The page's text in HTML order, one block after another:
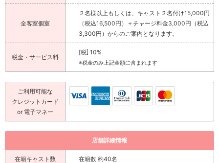
全客室個室
２名様以上もしくは、キャスト２名付け15,000円
（税込16,500円）＋チャージ料金3,000円（税込
3,300円）からのご案内となります。
税金・サービス料
[税] 10%
※税金のみ上記金額に含まれます
ご利用可能な
クレジットカード
or 電子マネー
店舗詳細情報
在籍キャスト数 在籍数 約40名